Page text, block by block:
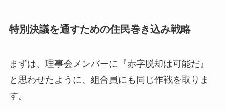
特別決議を通すための住民巻き込み戦略
まずは、理事会メンバーに『赤字脱却は可能だ』
と思わせたように、組合員にも同じ作戦を取りま
す。